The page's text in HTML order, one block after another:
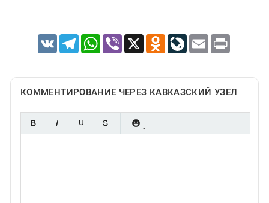
VK TelegramWhatsApp
Viber X Odnoklassniki
LiveJournal
Email Print
КОММЕНТИРОВАНИЕ ЧЕРЕЗ КАВКАЗСКИЙ УЗЕЛ